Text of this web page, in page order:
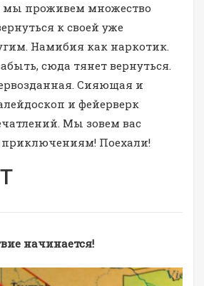
мы проживем множество
к своей уже
Намибия как наркотик.
сюда тянет вернуться.
Сияющая и
и фейерверк
Мы зовем вас
Поехали!
начинается!